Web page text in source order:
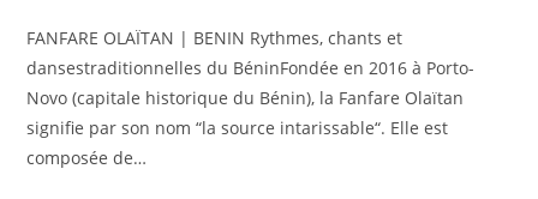
FANFARE OLAÏTAN | BENIN Rythmes, chants et
dansestraditionnelles du BéninFondée en 2016 à Porto-
Novo (capitale historique du Bénin), la Fanfare Olaïtan
signifie par son nom “la source intarissable“. Elle est
composée de…